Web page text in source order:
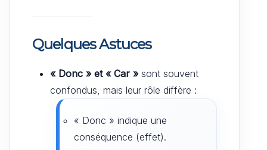
Quelques Astuces
« Donc » et « Car »sont souvent
confondus, mais leur rôle diffère :
« Donc » indique une
conséquence (effet).